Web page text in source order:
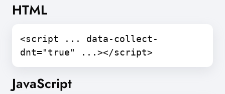
HTML
<script ... data-collect-
dnt="true" ...></script>
JavaScript